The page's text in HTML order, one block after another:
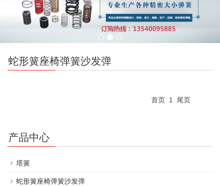
蛇形簧座椅弹簧沙发弹
首页 1 尾页
产品中心
塔簧
蛇形簧座椅弹簧沙发弹